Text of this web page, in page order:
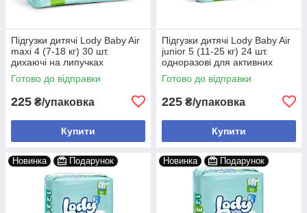
Підгузки дитячі Lody Baby Air
maxi 4 (7-18 кг) 30 шт.
дихаючі на липучках
Готово до відправки
225 ₴/упаковка
Купити
Підгузки дитячі Lody Baby Air
junior 5 (11-25 кг) 24 шт.
одноразові для активних
дітей
Готово до відправки
225 ₴/упаковка
Купити
Новинка Подарунок Новинка Подарунок